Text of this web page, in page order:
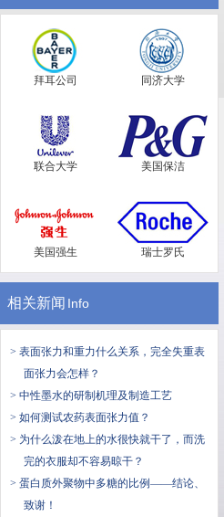
拜耳公司 同济大学
联合大学 美国保洁
美国强生 瑞士罗氏
相关新闻 Info
> 表面张力和重力什么关系，完全失重表
面张力会怎样？
> 中性墨水的研制机理及制造工艺
> 如何测试农药表面张力值？
> 为什么泼在地上的水很快就干了，而洗
完的衣服却不容易晾干？
> 蛋白质外聚物中多糖的比例——结论、
致谢！